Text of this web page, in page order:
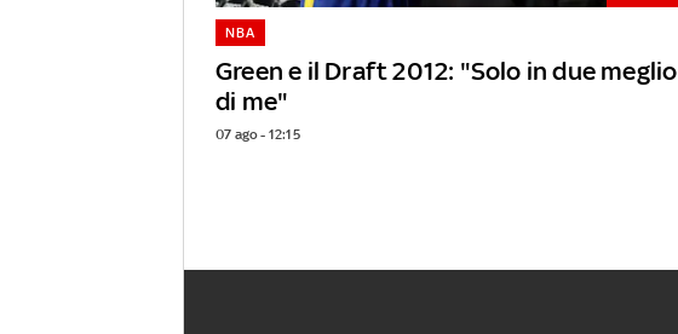
Green e il Draft 2012: "Solo in due meglio
di me"
NBA
07 ago - 12:15